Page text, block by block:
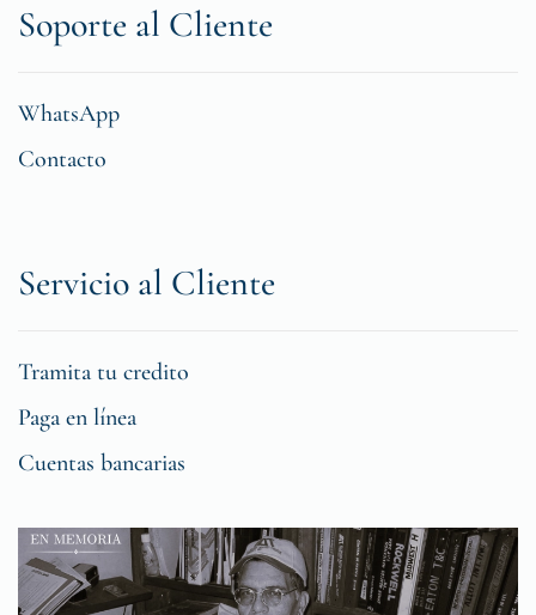
Soporte al Cliente
WhatsApp
Contacto
Servicio al Cliente
Tramita tu credito
Paga en línea
Cuentas bancarias